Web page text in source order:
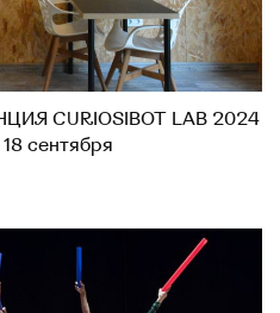
CURIOSIBOT LAB 2024
сентября